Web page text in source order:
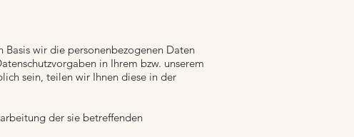
wir die personenbezogenen Daten
in Ihrem bzw. unserem
sein, teilen wir Ihnen diese in der
der sie betreffenden